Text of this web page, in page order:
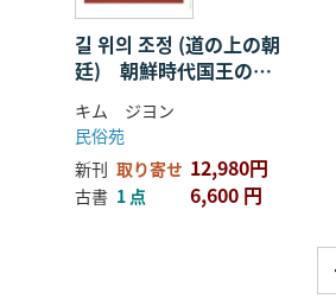
길 위의 조정 (道の上の朝
廷) 朝鮮時代国王の行
キム ジヨン
民俗苑
新刊 取り寄せ 12,980円
古書 1 点 6,600 円